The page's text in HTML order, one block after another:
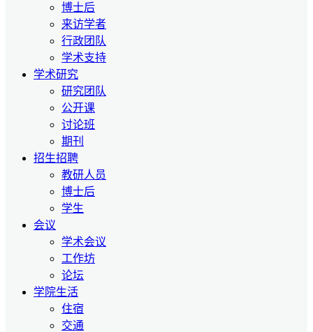
博士后
来访学者
行政团队
学术支持
学术研究
研究团队
公开课
讨论班
期刊
招生招聘
教研人员
博士后
学生
会议
学术会议
工作坊
论坛
学院生活
住宿
交通